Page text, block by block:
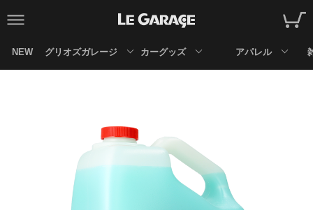
NEW グリオズガレージ カーグッズ アパレル